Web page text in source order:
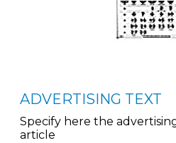
ADVERTISING TEXT
Specify here the
article